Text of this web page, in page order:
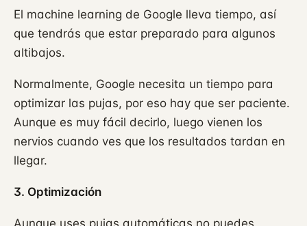
El machine learning de Google lleva tiempo, así
que tendrás que estar preparado para algunos
altibajos.
Normalmente, Google necesita un tiempo para
optimizar las pujas, por eso hay que ser paciente.
Aunque es muy fácil decirlo, luego vienen los
nervios cuando ves que los resultados tardan en
llegar.
3. Optimización